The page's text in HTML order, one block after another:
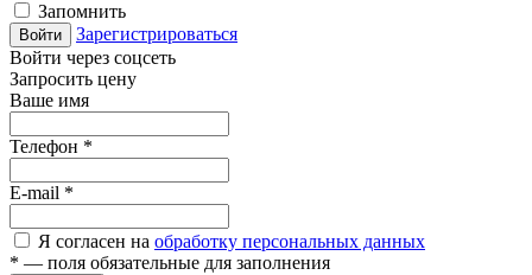
Запомнить
Войти
Зарегистрироваться
Войти через соцсеть
Запросить цену
Ваше имя
Телефон *
E-mail *
Я согласен на обработку персональных данных
* — поля обязательные для заполнения